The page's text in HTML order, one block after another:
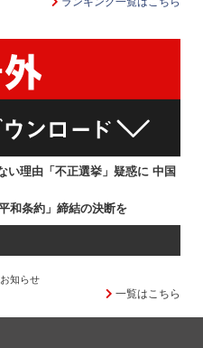
い理由「不正選挙」疑惑に 中国
和条約」締結の決断を
知らせ
一覧はこちら